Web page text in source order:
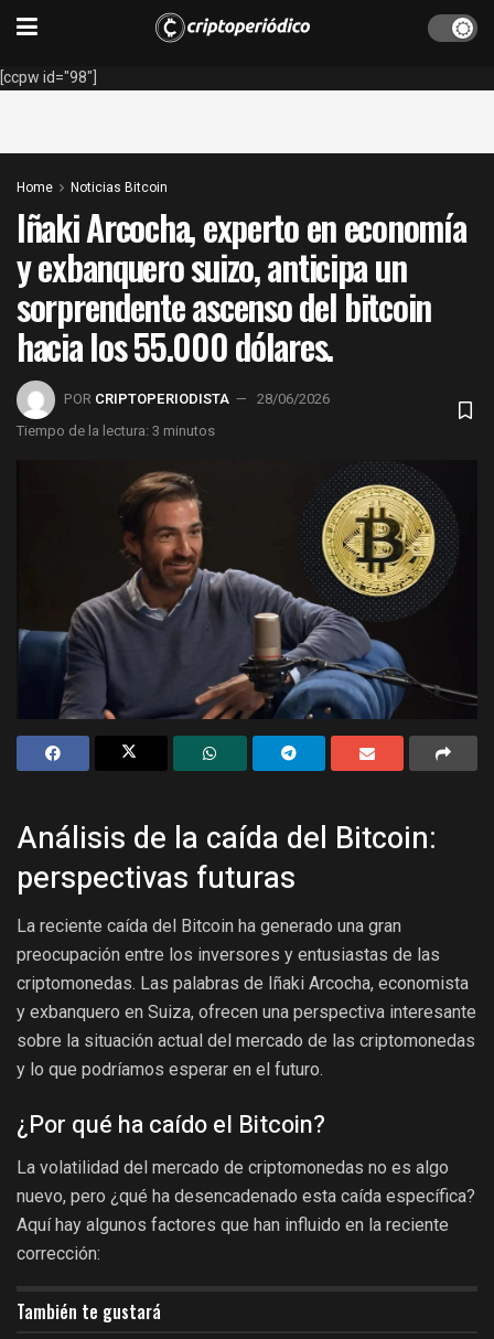
[ccpw id="98"]
Home Noticias Bitcoin
Iñaki Arcocha, experto en economía
y exbanquero suizo, anticipa un
sorprendente ascenso del bitcoin
hacia los 55.000 dólares.
POR CRIPTOPERIODISTA
28/06/2026
Tiempo de la lectura: 3 minutos
Análisis de la caída del Bitcoin:
perspectivas futuras
La reciente caída del Bitcoin ha generado una gran
preocupación entre los inversores y entusiastas de las
criptomonedas. Las palabras de Iñaki Arcocha, economista
y exbanquero en Suiza, ofrecen una perspectiva interesante
sobre la situación actual del mercado de las criptomonedas
y lo que podríamos esperar en el futuro.
¿Por qué ha caído el Bitcoin?
La volatilidad del mercado de criptomonedas no es algo
nuevo, pero ¿qué ha desencadenado esta caída específica?
Aquí hay algunos factores que han influido en la reciente
corrección:
También te gustará